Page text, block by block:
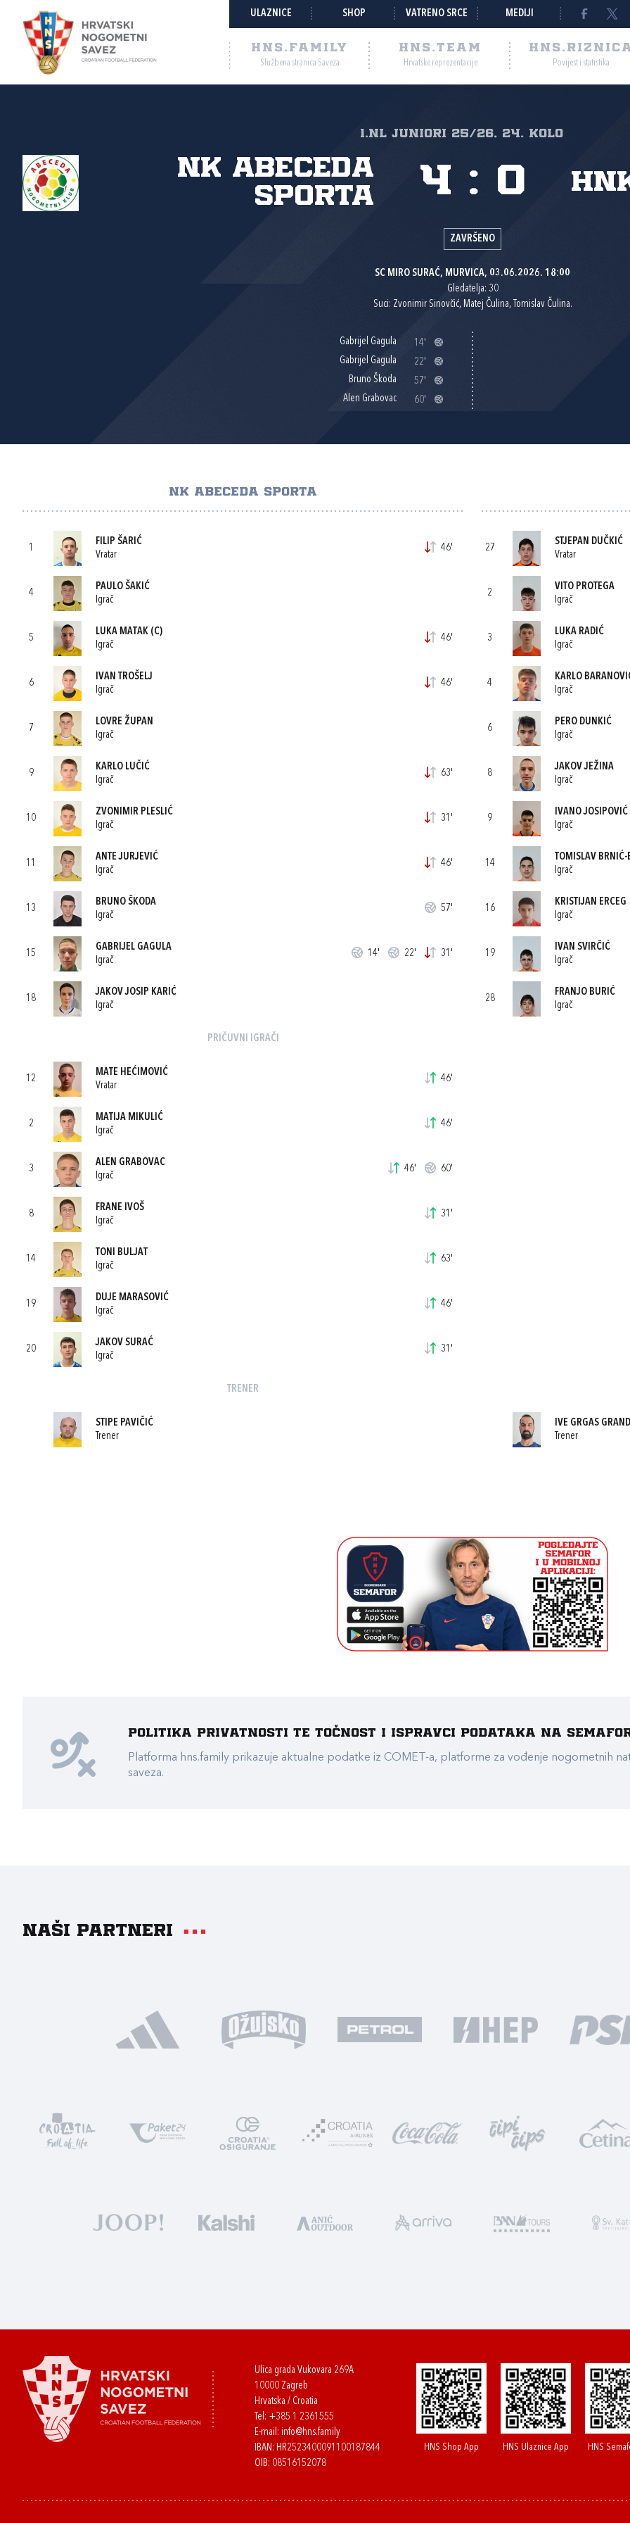
ULAZNICE SHOP VATRENO SRCE MEDIJI
HNS.FAMILY
Službena stranica Saveza
HNS.TEAM
Hrvatske reprezentacije Povijest i statistika
1.nl Juniori 25/26, 24. kolo
NK Abeceda
sporta
4 : 0
ZAVRŠENO
SC MIRO SURAĆ, MURVICA, 03.06.2026. 18:00
Gledatelja: 30
Suci: Zvonimir Sinovčić, Matej Čulina, Tomislav Čulina.
Gabrijel Gagula
14'
Gabrijel Gagula
22'
Bruno Škoda
57'
Alen Grabovac
60'
NK ABECEDA SPORTA
1
FILIP ŠARIĆ
Vratar
46'
4
PAULO ŠAKIĆ
Igrač
5
LUKA MATAK (C)
Igrač
46'
6
IVAN TROŠELJ
Igrač
46'
7
LOVRE ŽUPAN
Igrač
9
KARLO LUČIĆ
Igrač
63'
10
ZVONIMIR PLESLIĆ
Igrač
31'
11
ANTE JURJEVIĆ
Igrač
46'
13
BRUNO ŠKODA
Igrač
57'
15
GABRIJEL GAGULA
Igrač
14' 22' 31'
18
JAKOV JOSIP KARIĆ
Igrač
PRIČUVNI IGRAČI
12
MATE HEĆIMOVIĆ
Vratar
46'
2
MATIJA MIKULIĆ
Igrač
46'
3
ALEN GRABOVAC
Igrač
46' 60'
8
FRANE IVOŠ
Igrač
31'
14
TONI BULJAT
Igrač
63'
19
DUJE MARASOVIĆ
Igrač
46'
20
JAKOV SURAĆ
Igrač
31'
TRENER
STIPE PAVIČIĆ
Trener
27
STJEPAN DUČKIĆ
Vratar
2
VITO PROTEGA
Igrač
3
LUKA RADIĆ
Igrač
4
KARLO
Igrač
6
PERO DUNKIĆ
Igrač
8
JAKOV JEŽINA
Igrač
9
IVANO JOSIPOVIĆ
Igrač
14
TOMISLAV BRNIĆ-
Igrač
16
KRISTIJAN ERCEG
Igrač
19
IVAN SVIRČIĆ
Igrač
28
FRANJO BURIĆ
Igrač
IVE GRGAS
Trener
Politika privatnosti te točnost i ispravci podataka na
Platforma hns.family prikazuje aktualne podatke iz COMET-a, platforme za vođenje nogometnih
saveza.
Naši partneri
Ulica grada Vukovara 269A
10000 Zagreb
Hrvatska / Croatia
Tel: +385 1 2361555
E-mail: info@hns.family
IBAN: HR2523400091100187844
OIB: 08516152078
HNS Shop App HNS Ulaznice App HNS